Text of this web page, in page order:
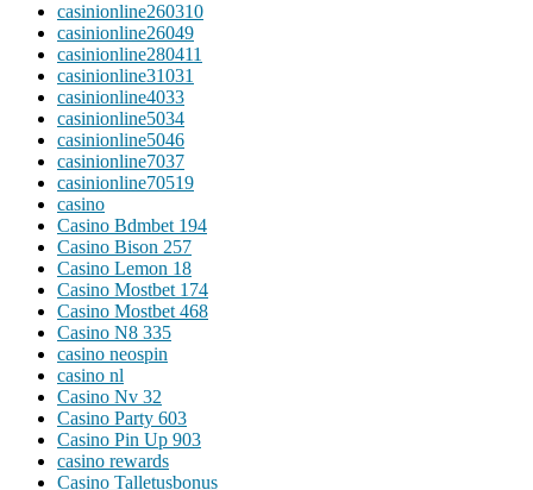
casinionline260310
casinionline26049
casinionline280411
casinionline31031
casinionline4033
casinionline5034
casinionline5046
casinionline7037
casinionline70519
casino
Casino Bdmbet 194
Casino Bison 257
Casino Lemon 18
Casino Mostbet 174
Casino Mostbet 468
Casino N8 335
casino neospin
casino nl
Casino Nv 32
Casino Party 603
Casino Pin Up 903
casino rewards
Casino Talletusbonus